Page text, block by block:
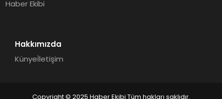
Haber Ekibi
Hakkımızda
Künyeİletişim
Copyright © 2025 Haber Ekibi Tüm hakları saklıdır.